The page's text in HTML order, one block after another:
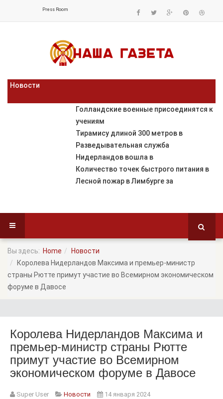
Press Room
Новости
Голландские военные присоединятся к
учениям
Тирамису длиной 300 метров в
Разведывательная служба
Нидерландов вошла в
Количество точек быстрого питания в
Лесной пожар в Лимбурге за
Вы здесь: Home
Новости
Королева Нидерландов Максима и премьер-министр
страны Рютте примут участие во Всемирном экономическом
форуме в Давосе
Королева Нидерландов Максима и
премьер-министр страны Рютте
примут участие во Всемирном
экономическом форуме в Давосе
Super User Новости
14 января 2024